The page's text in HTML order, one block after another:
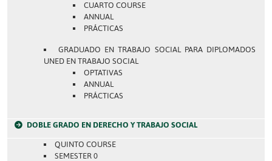
CUARTO COURSE
ANNUAL
PRÁCTICAS
GRADUADO EN TRABAJO SOCIAL PARA DIPLOMADOS
UNED EN TRABAJO SOCIAL
OPTATIVAS
ANNUAL
PRÁCTICAS
DOBLE GRADO EN DERECHO Y TRABAJO SOCIAL
QUINTO COURSE
SEMESTER 0